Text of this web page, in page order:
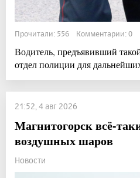
Прочитали: 556 Комментарии: 0
Водитель, предъявивший
отдел полиции для
21:52, 4 авг 2026
Магнитогорск всё-
воздушных шаров
Новости